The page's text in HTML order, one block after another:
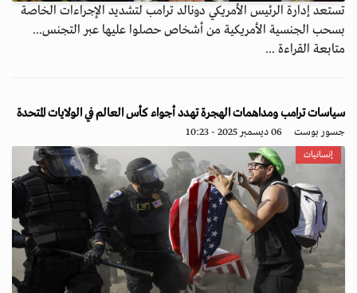
تستعد إدارة الرئيس الأمريكي دونالد ترامب لتشديد الإجراءات الخاصة
بسحب الجنسية الأمريكية من أشخاص حصلوا عليها عبر التجنس...
متابعة القراءة ...
سياسات ترامب ومداهمات الهجرة تهدد أجواء كأس العالم في الولايات المتحدة
جسور بوست 06 ديسمبر 2025 - 10:23
إنسانيات